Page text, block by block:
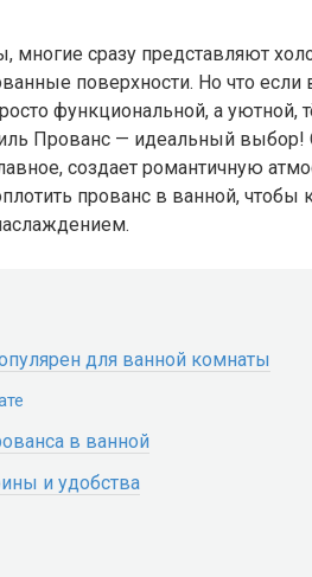
многие сразу представляют
поверхности. Но что если
функциональной, а уютной,
Прованс — идеальный выбор!
создает романтичную
прованс в ванной,
для ванной комнаты
в ванной
и удобства